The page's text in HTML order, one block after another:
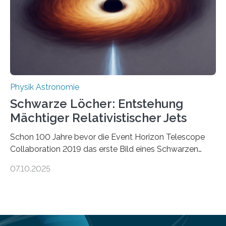
Verbrennungsmotoren oder Dampfturbinen sind
Wärmekraftmaschinen: Sie wandeln thermische
Energie in mechanische Bewegung um – oder anders
ausgedrückt, Wärme in Bewegung. In
quantenmechanischen Experimenten ist es in den…
Physik Astronomie
Schwarze Löcher: Entstehung
Mächtiger Relativistischer Jets
Schon 100 Jahre bevor die Event Horizon Telescope
Collaboration 2019 das erste Bild eines Schwarzen
hatte der Astronom Heber Curtis einen seltsamen
werden auch von anderen Schwarzen Löchern
07.10.2025